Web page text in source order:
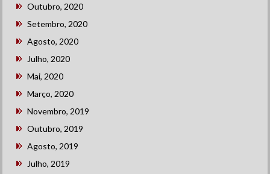
Outubro, 2020
Setembro, 2020
Agosto, 2020
Julho, 2020
Mai, 2020
Março, 2020
Novembro, 2019
Outubro, 2019
Agosto, 2019
Julho, 2019